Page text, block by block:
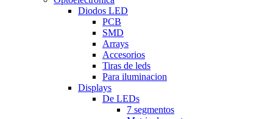
Diodos LED
PCB
SMD
Arrays
Accesorios
Tiras de leds
Para iluminacion
Displays
De LEDs
7 segmentos